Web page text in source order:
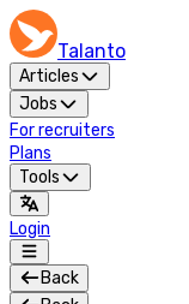
Talanto
Articles
Jobs
For recruiters
Plans
Tools
Login
Back